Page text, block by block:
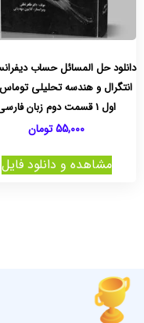
دانلود حل المسائل حساب
انتگرال و هندسه تحلیلی
اول 1 قسمت دوم زبان فارسی
55,000تومان
مشاهده و دانلود فایل